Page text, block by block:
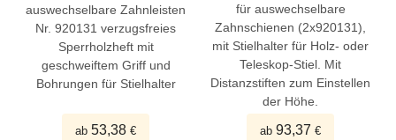
auswechselbare Zahnleisten
Nr. 920131 verzugsfreies
Sperrholzheft mit
geschweiftem Griff und
Bohrungen für Stielhalter
ab 53,38 €
für auswechselbare
Zahnschienen (2x920131),
mit Stielhalter für Holz- oder
Teleskop-Stiel. Mit
Distanzstiften zum Einstellen
der Höhe.
ab 93,37 €